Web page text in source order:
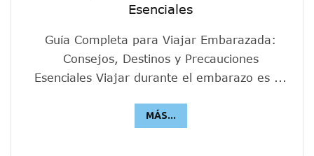
Esenciales
Guía Completa para Viajar Embarazada:
Consejos, Destinos y Precauciones
Esenciales Viajar durante el embarazo es ...
MÁS...